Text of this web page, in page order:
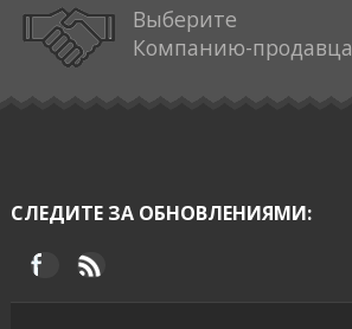
Выберите
Компанию-продавца
СЛЕДИТЕ ЗА ОБНОВЛЕНИЯМИ: